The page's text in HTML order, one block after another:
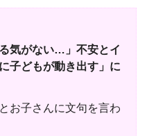
気がない…」不安とイ
子どもが動き出す」に
お子さんに文句を言わ